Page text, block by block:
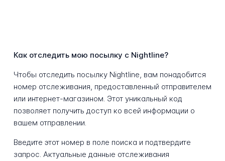
Как отследить мою посылку с Nightline?
Чтобы отследить посылку Nightline, вам понадобится
номер отслеживания, предоставленный отправителем
или интернет-магазином. Этот уникальный код
позволяет получить доступ ко всей информации о
вашем отправлении.
Введите этот номер в поле поиска и подтвердите
запрос. Актуальные данные отслеживания